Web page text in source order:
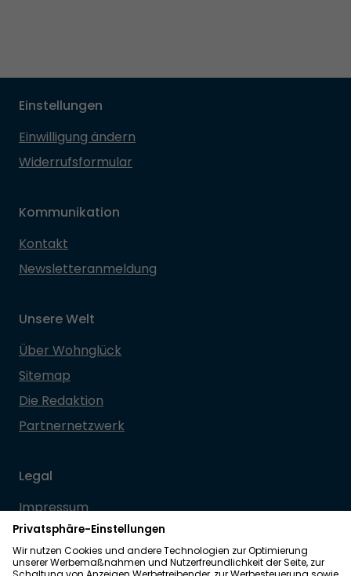
Einstellungen
Einwilligung ändern
Widerrufsformular
Kommunikation
Kontakt
Newsletteranmeldung
Unsere Welt
Über Wohnglück
Sitemap
Die Redaktion
Partnernetzwerk
Legal
Impressum
Datenschutz
Allgemeine Geschäftsbedingungen